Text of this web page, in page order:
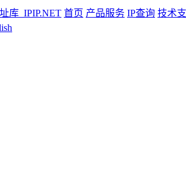
首页 产品服务 IP查询 技术